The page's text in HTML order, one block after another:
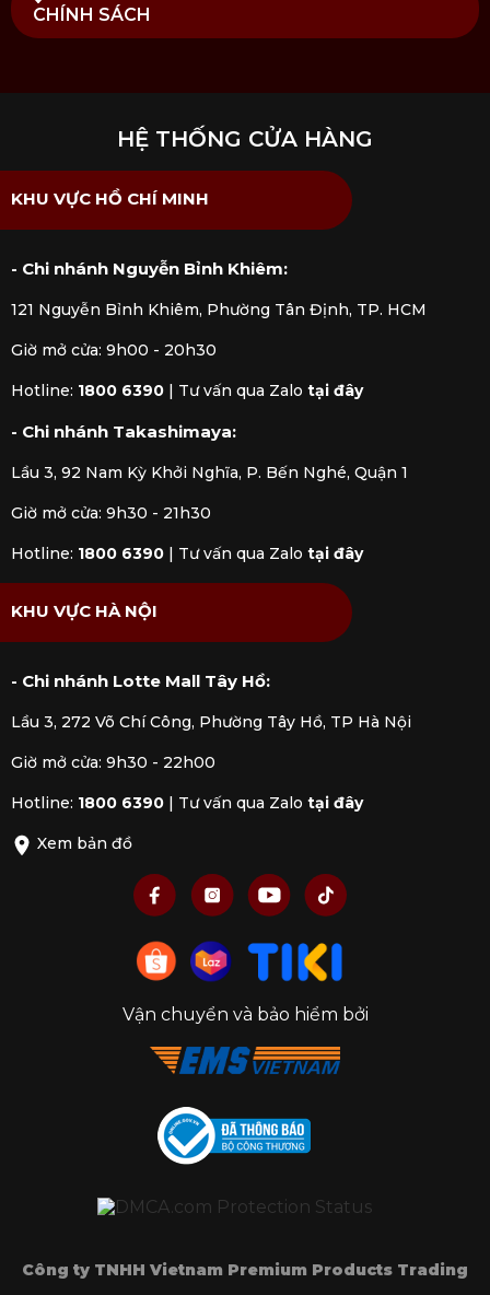
CHÍNH SÁCH
HỆ THỐNG CỬA HÀNG
KHU VỰC HỒ CHÍ MINH
- Chi nhánh Nguyễn Bỉnh Khiêm:
121 Nguyễn Bỉnh Khiêm, Phường Tân Định, TP. HCM
Giờ mở cửa: 9h00 - 20h30
Hotline: 1800 6390 Tư vấn qua Zalo tại đây
- Chi nhánh Takashimaya:
Lầu 3, 92 Nam Kỳ Khởi Nghĩa, P. Bến Nghé, Quận 1
Giờ mở cửa: 9h30 - 21h30
Hotline: 1800 6390 Tư vấn qua Zalo tại đây
KHU VỰC HÀ NỘI
- Chi nhánh Lotte Mall Tây Hồ:
Lầu 3, 272 Võ Chí Công, Phường Tây Hồ, TP Hà Nội
Giờ mở cửa: 9h30 - 22h00
Hotline: 1800 6390 Tư vấn qua Zalo tại đây
Xem bản đồ
Vận chuyển và bảo hiểm bởi
Công ty TNHH Vietnam Premium Products Trading